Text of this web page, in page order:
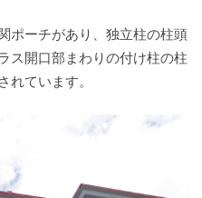
ポーチがあり、独立柱の柱頭
ス開口部まわりの付け柱の柱
れています。